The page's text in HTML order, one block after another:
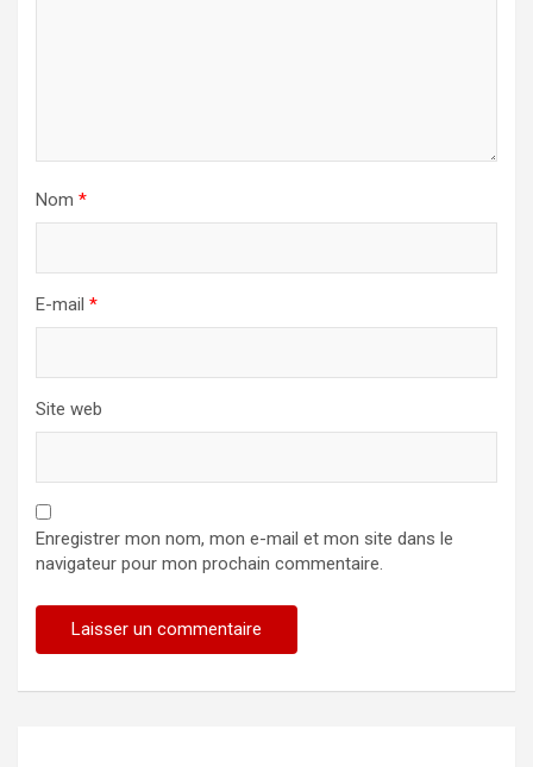
Nom *
E-mail *
Site web
Enregistrer mon nom, mon e-mail et mon site dans le
navigateur pour mon prochain commentaire.